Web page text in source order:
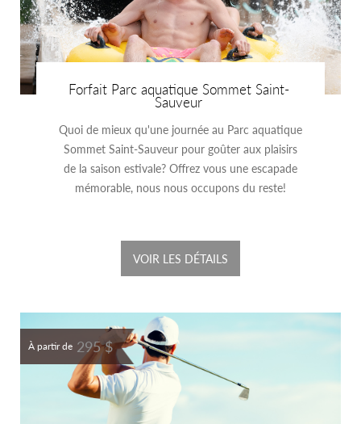
Forfait Parc aquatique Sommet Saint-
Sauveur
Quoi de mieux qu'une journée au Parc aquatique
Sommet Saint-Sauveur pour goûter aux plaisirs
de la saison estivale? Offrez vous une escapade
mémorable, nous nous occupons du reste!
VOIR LES DÉTAILS
À partir de 295 $